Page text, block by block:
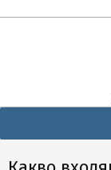
Navigation